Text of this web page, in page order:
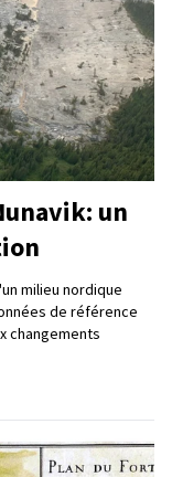
un
milieu nordique
de référence
changements